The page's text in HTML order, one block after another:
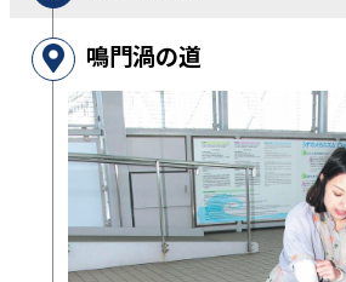
鳴門渦の道